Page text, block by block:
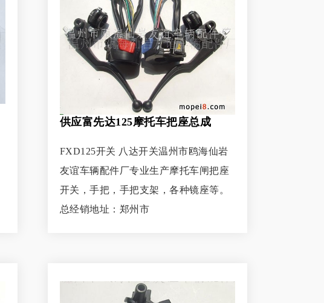
供应富先达125摩托车把座总成
FXD125开关 八达开关温州市鸥海仙岩
友谊车辆配件厂专业生产摩托车闸把座
开关，手把，手把支架，各种镜座等。
总经销地址：郑州市